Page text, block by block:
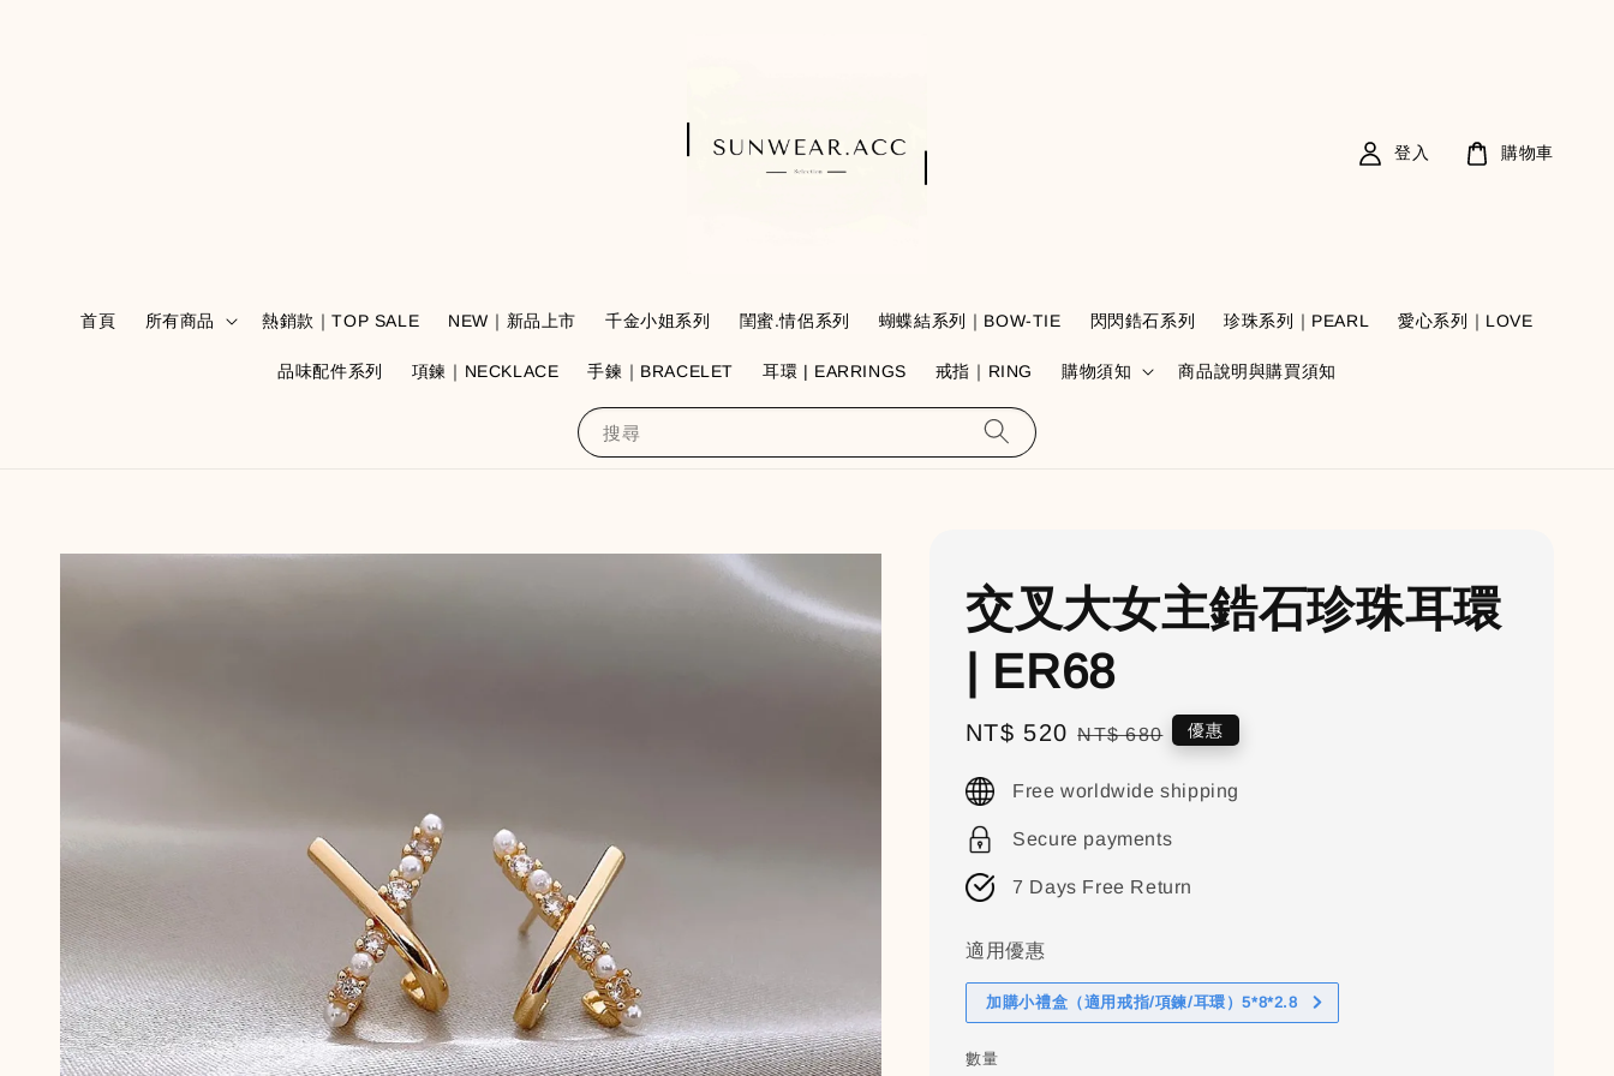
搜尋
首頁 所有商品 熱銷款｜TOP SALE NEW｜新品上市 千金小姐系列 閨蜜.情侶系列 蝴蝶結系列｜BOW-TIE 閃閃鋯石系列 珍珠系列｜PEARL 愛心系列｜LOVE
品味配件系列 項鍊｜NECKLACE 手鍊｜BRACELET 耳環 | EARRINGS 戒指｜RING 購物須知 商品說明與購買須知
登入 購物車
交叉大女主鋯石珍珠耳環
| ER68
Sale
NT$ 520 Regular
NT$ 680 優惠
Free worldwide shipping
Secure payments
7 Days Free Return
適用優惠
加購小禮盒（適用戒指/項鍊/耳環）5*8*2.8
數量